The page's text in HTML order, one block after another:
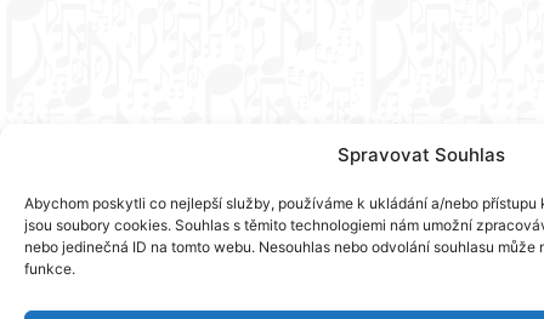
Spravovat Souhlas
Abychom poskytli co nejlepší služby, používáme k ukládání a/nebo
jsou soubory cookies. Souhlas s těmito technologiemi nám umožní
nebo jedinečná ID na tomto webu. Nesouhlas nebo odvolání souhlasu
funkce.